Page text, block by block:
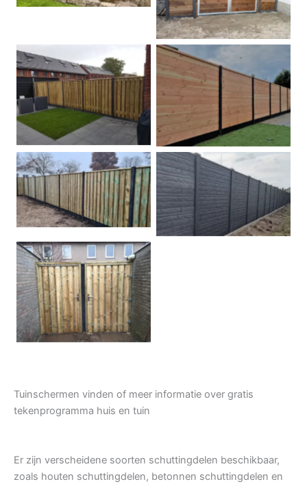
Betonpalen schutting Douglas
Hout beton schuttingen Rots motief antraciet
Tuindeur grenen
Tuinschermen vinden of meer informatie over gratis
tekenprogramma huis en tuin
Er zijn verscheidene soorten schuttingdelen beschikbaar,
zoals houten schuttingdelen, betonnen schuttingdelen en